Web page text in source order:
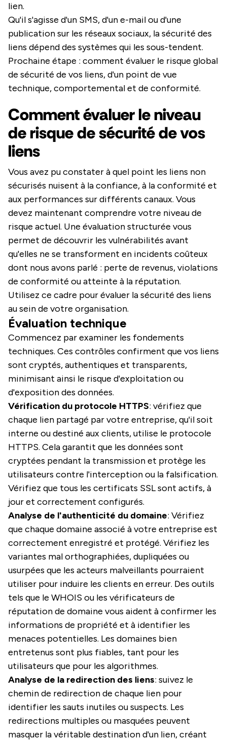
lien.
Qu'il s'agisse d'un SMS, d'un e-mail ou d'une
publication sur les réseaux sociaux, la sécurité des
liens dépend des systèmes qui les sous-tendent.
Prochaine étape : comment évaluer le risque global
de sécurité de vos liens, d'un point de vue
technique, comportemental et de conformité.
Comment évaluer le niveau
de risque de sécurité de vos
liens
Vous avez pu constater à quel point les liens non
sécurisés nuisent à la confiance, à la conformité et
aux performances sur différents canaux. Vous
devez maintenant comprendre votre niveau de
risque actuel. Une évaluation structurée vous
permet de découvrir les vulnérabilités avant
qu'elles ne se transforment en incidents coûteux
dont nous avons parlé : perte de revenus, violations
de conformité ou atteinte à la réputation.
Utilisez ce cadre pour évaluer la sécurité des liens
au sein de votre organisation.
Évaluation technique
Commencez par examiner les fondements
techniques. Ces contrôles confirment que vos liens
sont cryptés, authentiques et transparents,
minimisant ainsi le risque d'exploitation ou
d'exposition des données.
Vérification du protocole HTTPS: vérifiez que
chaque lien partagé par votre entreprise, qu'il soit
interne ou destiné aux clients, utilise le protocole
HTTPS. Cela garantit que les données sont
cryptées pendant la transmission et protège les
utilisateurs contre l'interception ou la falsification.
Vérifiez que tous les certificats SSL sont actifs, à
jour et correctement configurés.
Analyse de l'authenticité du domaine: Vérifiez
que chaque domaine associé à votre entreprise est
correctement enregistré et protégé. Vérifiez les
variantes mal orthographiées, dupliquées ou
usurpées que les acteurs malveillants pourraient
utiliser pour induire les clients en erreur. Des outils
tels que le WHOIS ou les vérificateurs de
réputation de domaine vous aident à confirmer les
informations de propriété et à identifier les
menaces potentielles. Les domaines bien
entretenus sont plus fiables, tant pour les
utilisateurs que pour les algorithmes.
Analyse de la redirection des liens: suivez le
chemin de redirection de chaque lien pour
identifier les sauts inutiles ou suspects. Les
redirections multiples ou masquées peuvent
masquer la véritable destination d'un lien, créant